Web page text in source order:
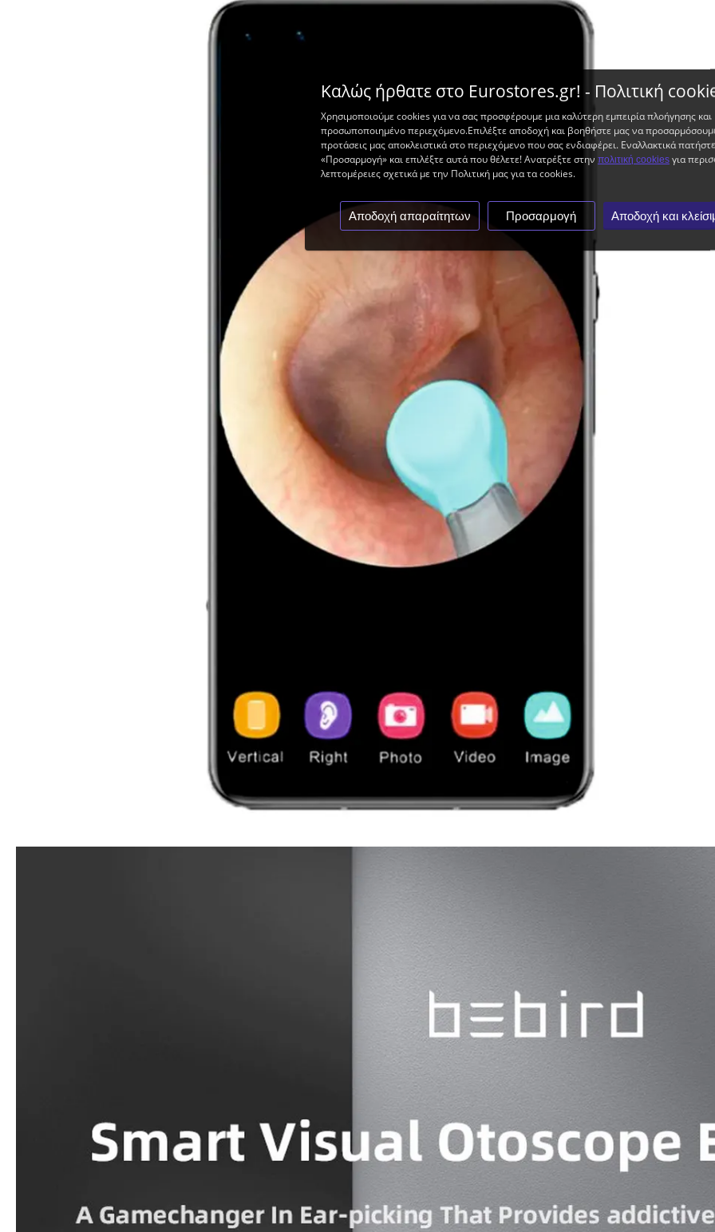
Καλώς ήρθατε στο Eurostores.gr! - Πολιτική
Χρησιμοποιούμε cookies για να σας προσφέρουμε μια καλύτερη εμπειρία πλοήγησης και
προσωποποιημένο περιεχόμενο.Επιλέξτε αποδοχή και βοηθήστε μας να
προτάσεις μας αποκλειστικά στο περιεχόμενο που σας ενδιαφέρει. Εναλλακτικά πατήστε
«Προσαρμογή» και επιλέξτε αυτά που θέλετε! Ανατρέξτε στην πολιτική cookies για
λεπτομέρειες σχετικά με την Πολιτική μας για τα cookies.
Αποδοχή απαραίτητων Προσαρμογή Αποδοχή και